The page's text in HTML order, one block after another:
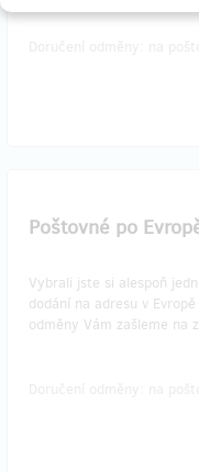
Poštovné po
Vybrali jste si alespoň
dodání na adresu v
odměny Vám zašleme na